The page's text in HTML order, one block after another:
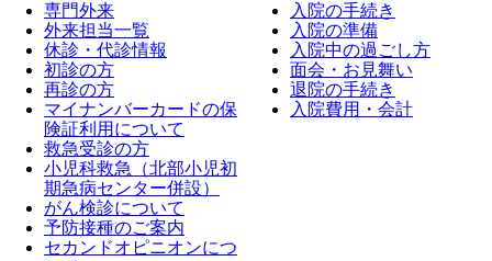
専門外来
外来担当一覧
休診・代診情報
初診の方
再診の方
マイナンバーカードの保
険証利用について
救急受診の方
小児科救急（北部小児初
期急病センター併設）
がん検診について
予防接種のご案内
セカンドオピニオンにつ
入院の手続き
入院の準備
入院中の過ごし方
面会・お見舞い
退院の手続き
入院費用・会計